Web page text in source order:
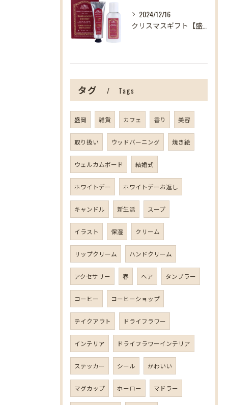
2024/12/16
タグ Tags
盛岡 雑貨 カフェ 香り 美容
取り扱い ウッドバーニング 焼き絵
ウェルカムボード 結婚式
ホワイトデー ホワイトデーお返し
キャンドル 新生活 スープ
イラスト 保湿 クリーム
リップクリーム ハンドクリーム
アクセサリー 春 ヘア タンブラー
コーヒー コーヒーショップ
テイクアウト ドライフラワー
インテリア ドライフラワーインテリア
ステッカー シール かわいい
マグカップ ホーロー マドラー